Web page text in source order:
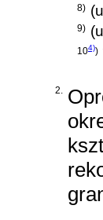
8)
9)
104))
2.